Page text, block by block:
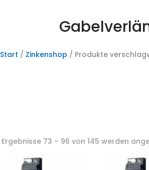
Start / Zinkenshop / Produkte
Ergebnisse 73 – 96 von 145 werden